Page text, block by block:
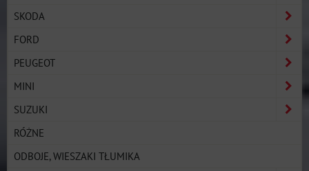
SKODA
FORD
PEUGEOT
MINI
SUZUKI
RÓŻNE
ODBOJE, WIESZAKI TŁUMIKA